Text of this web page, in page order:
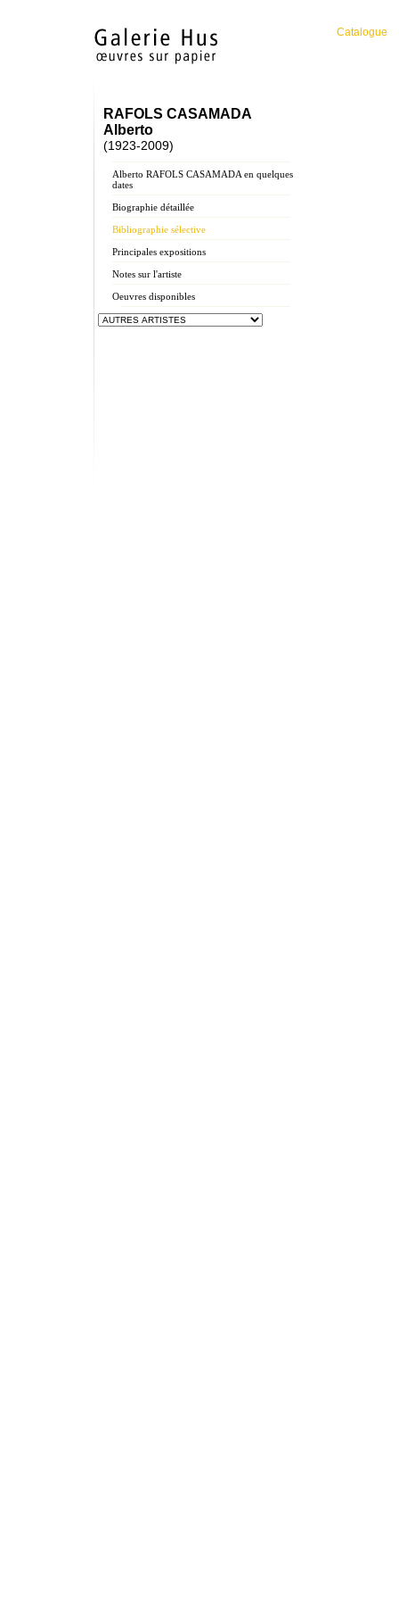
Catalogue
RAFOLS CASAMADA
Alberto
(1923-2009)
Alberto RAFOLS CASAMADA en quelques
dates
Biographie détaillée
Bibliographie sélective
Principales expositions
Notes sur l'artiste
Oeuvres disponibles